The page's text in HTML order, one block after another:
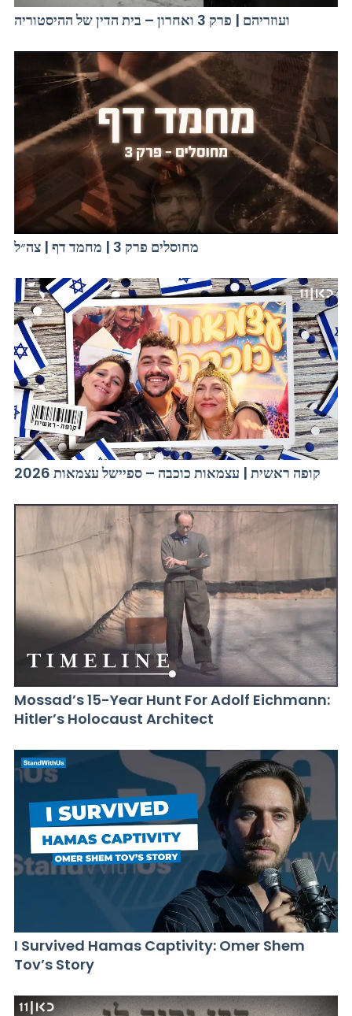
ועוזריהם | פרק 3 ואחרון – בית הדין של ההיסטוריה
מחוסלים פרק 3 | מחמד דף | צה״ל
קופה ראשית | עצמאות כוכבה – ספיישל עצמאות 2026
Mossad’s 15-Year Hunt For Adolf Eichmann:
Hitler’s Holocaust Architect
I Survived Hamas Captivity: Omer Shem
Tov’s Story